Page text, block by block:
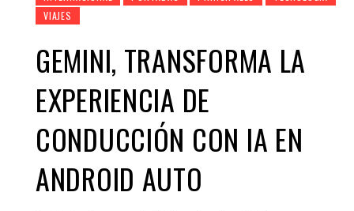
VIAJES
GEMINI, TRANSFORMA LA
EXPERIENCIA DE
CONDUCCIÓN CON IA EN
ANDROID AUTO